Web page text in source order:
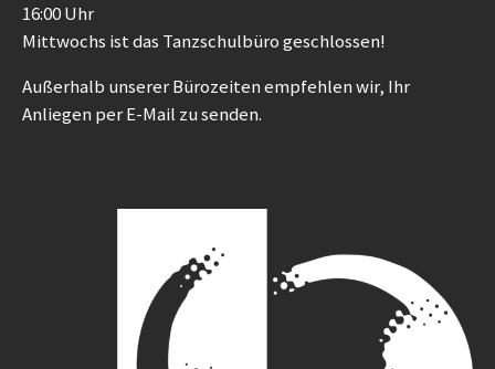
16:00 Uhr
Mittwochs ist das Tanzschulbüro geschlossen!
Außerhalb unserer Bürozeiten empfehlen wir, Ihr
Anliegen per E-Mail zu senden.